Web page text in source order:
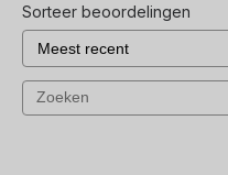
Sorteer beoordelingen